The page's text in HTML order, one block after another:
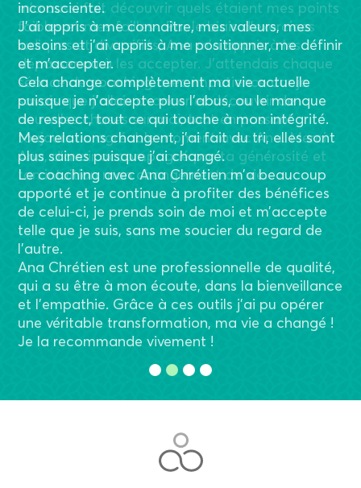
inconsciente.
J’ai appris à me connaitre, mes valeurs, mes
besoins et j’ai appris à me positionner, me définir
et m’accepter.
Cela change complètement ma vie actuelle
puisque je n’accepte plus l’abus, ou le manque
de respect, tout ce qui touche à mon intégrité.
Mes relations changent, j’ai fait du tri, elles sont
plus saines puisque j’ai changé.
Le coaching avec Ana Chrétien m’a beaucoup
apporté et je continue à profiter des bénéfices
de celui-ci, je prends soin de moi et m’accepte
telle que je suis, sans me soucier du regard de
l’autre.
Ana Chrétien est une professionnelle de qualité,
qui a su être à mon écoute, dans la bienveillance
et l’empathie. Grâce à ces outils j’ai pu opérer
une véritable transformation, ma vie a changé !
Je la recommande vivement !